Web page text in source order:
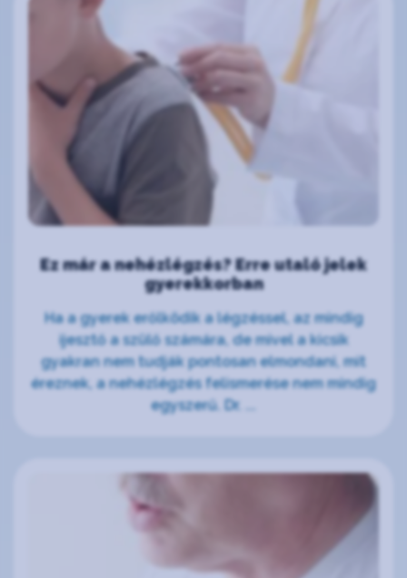
Ez már a nehézlégzés? Erre utaló jelek
gyerekkorban
Ha a gyerek erőlködik a légzéssel, az mindig
ijesztő a szülő számára, de mivel a kicsik
gyakran nem tudják pontosan elmondani, mit
éreznek, a nehézlégzés felismerése nem mindig
egyszerű. Dr. ...